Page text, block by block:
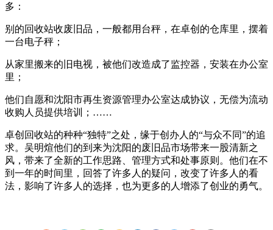
多：
别的回收站收废旧品，一般都用台秤，在卓创的仓库里，摆着
一台电子秤；
从家里搬来的旧电视，被他们改造成了监控器，安装在办公室
里；
他们自愿和沈阳市再生资源管理办公室达成协议，无偿为流动
收购人员提供培训；……
卓创回收站的种种“独特”之处，缘于创办人的“与众不同”的追
求。吴明煊他们的到来为沈阳的废旧品市场带来一股清新之
风，带来了全新的工作思路、管理方式和处事原则。他们在不
到一年的时间里，回答了许多人的疑问，改变了许多人的看
法，影响了许多人的选择，也为更多的人增添了创业的勇气。